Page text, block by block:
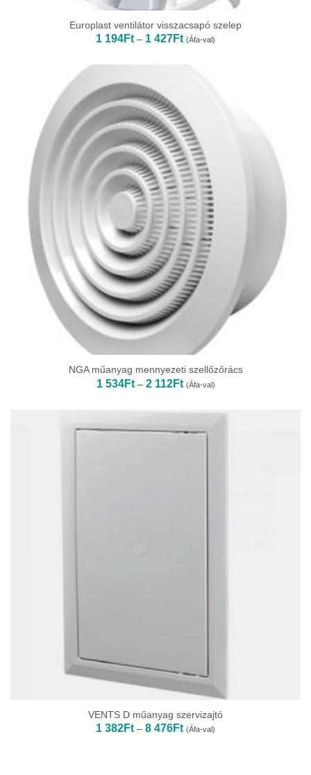
Europlast ventilátor visszacsapó szelep
1 194Ft – 1 427FtÁrtartomány:
1
(Áfa-val)
NGA műanyag mennyezeti szellőzőrács
1 534Ft – 2 112FtÁrtartomány:
1
(Áfa-val)
VENTS D műanyag szervizajtó
1 382Ft – 8 476FtÁrtartomány:
1
(Áfa-val)